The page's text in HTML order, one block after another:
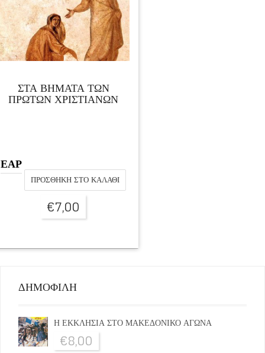
ΣΤΑ ΒΗΜΑΤΑ ΤΩΝ
ΠΡΩΤΩΝ ΧΡΙΣΤΙΑΝΩΝ
ΕΑΡ
ΠΡΟΣΘΉΚΗ ΣΤΟ ΚΑΛΆΘΙ
€7,00
ΔΗΜΟΦΙΛΗ
Η ΕΚΚΛΗΣΙΑ ΣΤΟ ΜΑΚΕΔΟΝΙΚΟ ΑΓΩΝΑ
€8,00